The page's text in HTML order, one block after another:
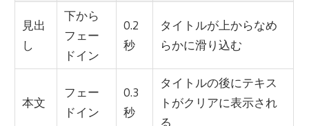
見出
し
下から
フェー
ドイン
0.2
秒
タイトルが上からなめ
らかに滑り込む
本文
フェー
ドイン
0.3
秒
タイトルの後にテキス
トがクリアに表示され
る